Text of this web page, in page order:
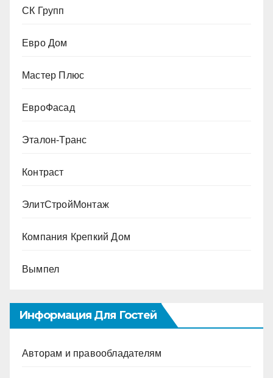
СК Групп
Евро Дом
Мастер Плюс
ЕвроФасад
Эталон-Транс
Контраст
ЭлитСтройМонтаж
Компания Крепкий Дом
Вымпел
Информация Для Гостей
Авторам и правообладателям